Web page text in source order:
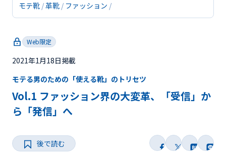
新着
トピックス
モテ靴 革靴 ファッション
Web限定
2021年1月18日掲載
モテる男のための「使える靴」のトリセツ
Vol.1 ファッション界の大変革、「受信」か
ら「発信」へ
後で読む